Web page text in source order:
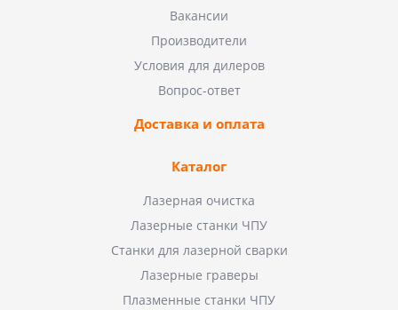
Вакансии
Производители
Условия для дилеров
Вопрос-ответ
Доставка и оплата
Каталог
Лазерная очистка
Лазерные станки ЧПУ
Станки для лазерной сварки
Лазерные граверы
Плазменные станки ЧПУ